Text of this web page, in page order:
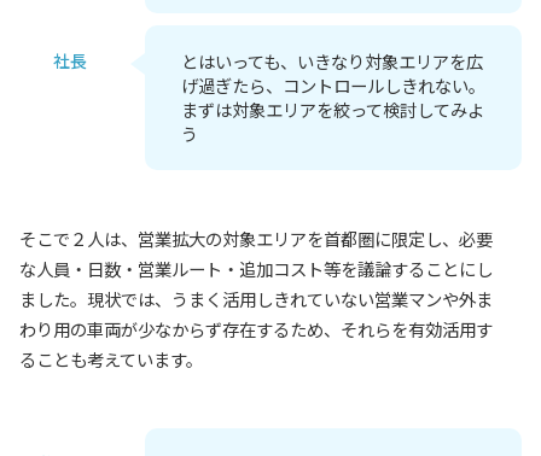
社長
とはいっても、いきなり対象エリアを広
げ過ぎたら、コントロールしきれない。
まずは対象エリアを絞って検討してみよ
う
そこで２人は、営業拡大の対象エリアを首都圏に限定し、必要
な人員・日数・営業ルート・追加コスト等を議論することにし
ました。現状では、うまく活用しきれていない営業マンや外ま
わり用の車両が少なからず存在するため、それらを有効活用す
ることも考えています。